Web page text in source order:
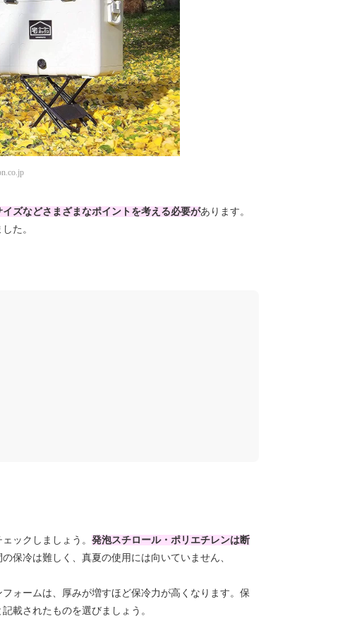
ズなどさまざまなポイントを考える必要があります。
た。
ックしましょう。 発泡スチロール・ポリエチレンは断
保冷は難しく、真夏の使用には向いていません、
フォームは、厚みが増すほど保冷力が高くなります。保
載されたものを選びましょう。